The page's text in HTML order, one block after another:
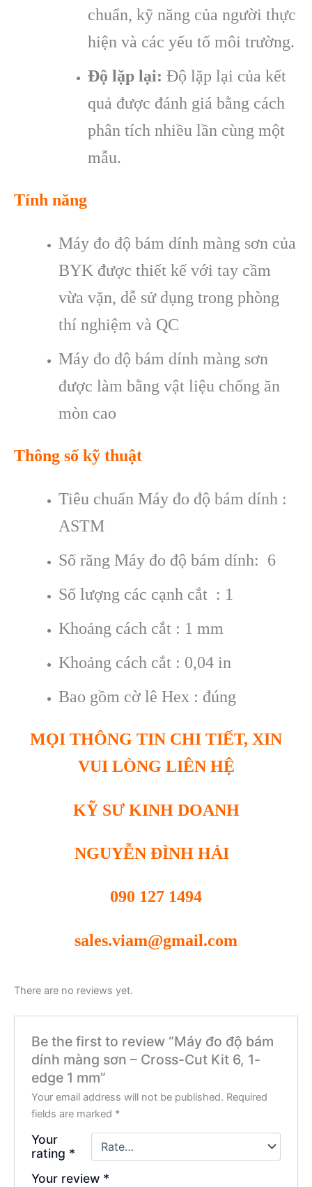
chuẩn, kỹ năng của người thực
hiện và các yếu tố môi trường.
Độ lặp lại: Độ lặp lại của kết
quả được đánh giá bằng cách
phân tích nhiều lần cùng một
mẫu.
Tính năng
Máy đo độ bám dính màng sơn của
BYK được thiết kế với tay cầm
vừa vặn, dễ sử dụng trong phòng
thí nghiệm và QC
Máy đo độ bám dính màng sơn
được làm bằng vật liệu chống ăn
mòn cao
Thông số kỹ thuật
Tiêu chuẩn Máy đo độ bám dính :
ASTM
Số răng Máy đo độ bám dính: 6
Số lượng các cạnh cắt : 1
Khoảng cách cắt : 1 mm
Khoảng cách cắt : 0,04 in
Bao gồm cờ lê Hex : đúng
MỌI THÔNG TIN CHI TIẾT, XIN
VUI LÒNG LIÊN HỆ
KỸ SƯ KINH DOANH
NGUYỄN ĐÌNH HẢI
090 127 1494
sales.viam@gmail.com
There are no reviews yet.
Be the first to review “Máy đo độ bám
dính màng sơn – Cross-Cut Kit 6, 1-
edge 1 mm”
Your email address will not be published. Required
fields are marked *
Your
rating *
Your review *